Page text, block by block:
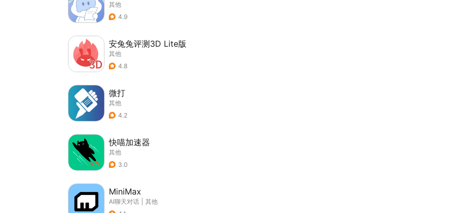
其他
4.9
安兔兔评测3D Lite版
其他
4.8
微打
其他
4.2
快喵加速器
其他
3.0
MiniMax
AI聊天对话
其他